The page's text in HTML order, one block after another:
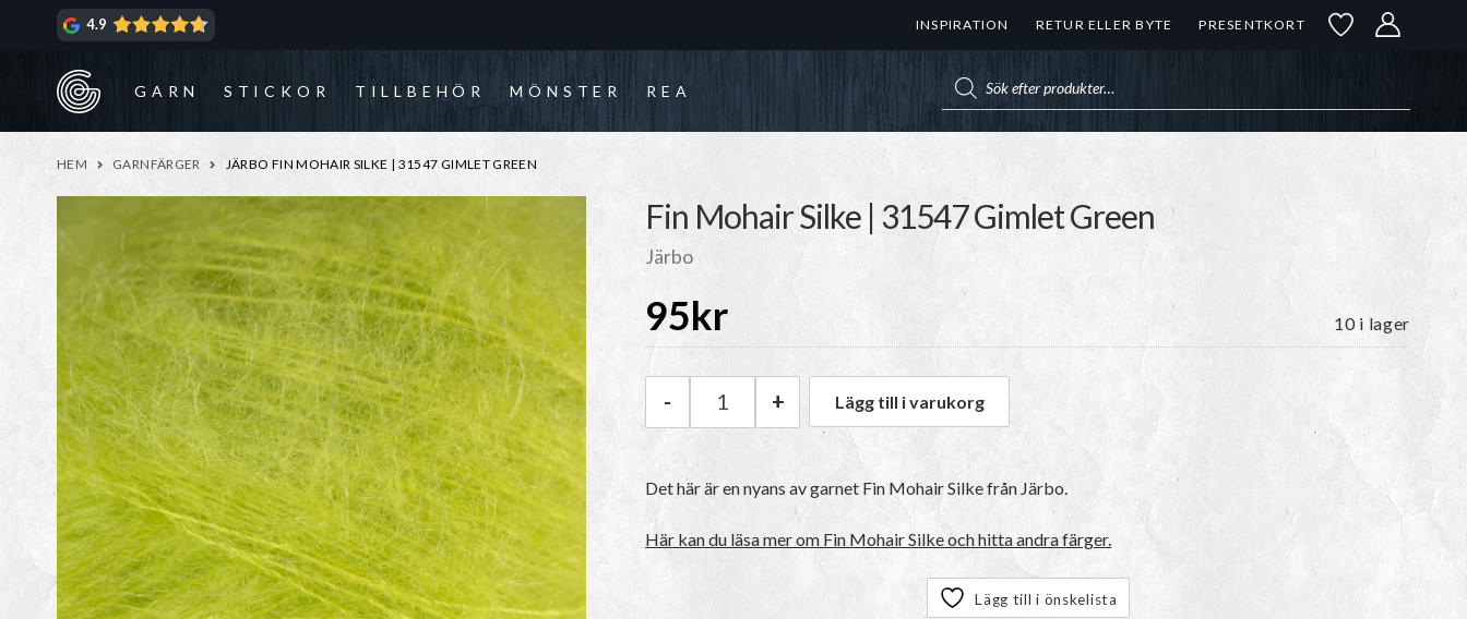
4.9 INSPIRATION RETUR ELLER BYTE PRESENTKORT
GARN STICKOR TILLBEHÖR MÖNSTER REA
HEM GARNFÄRGER JÄRBO FIN MOHAIR SILKE | 31547 GIMLET GREEN
Fin Mohair Silke | 31547 Gimlet Green
Järbo
95kr 10 i lager
Järbo Fin Mohair Silke | 31547 Gimlet Green mängd
- + Lägg till i varukorg
Det här är en nyans av garnet Fin Mohair Silkefrån Järbo.
Här kan du läsa mer om Fin Mohair Silke och hitta andra färger.
Lägg till i önskelista